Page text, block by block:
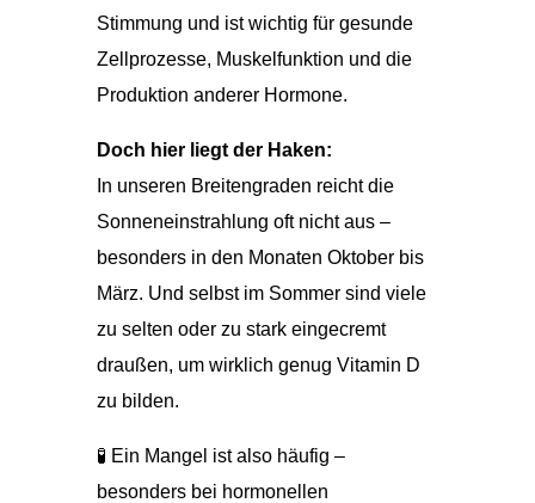
Stimmung und ist wichtig für gesunde
Zellprozesse, Muskelfunktion und die
Produktion anderer Hormone.
Doch hier liegt der Haken:
In unseren Breitengraden reicht die
Sonneneinstrahlung oft nicht aus –
besonders in den Monaten Oktober bis
März. Und selbst im Sommer sind viele
zu selten oder zu stark eingecremt
draußen, um wirklich genug Vitamin D
zu bilden.
🧪 Ein Mangel ist also häufig –
besonders bei hormonellen